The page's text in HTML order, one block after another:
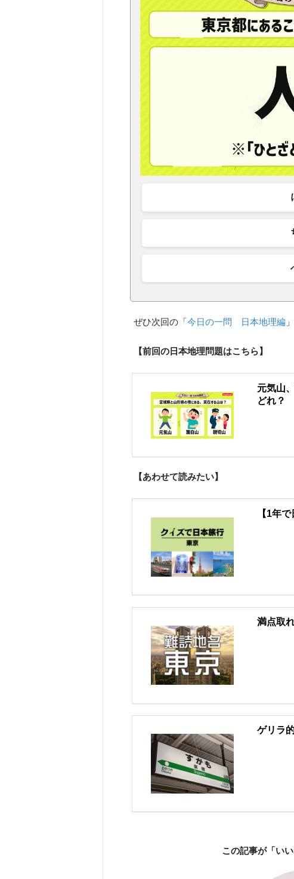
ぜひ次回の「今日の一問 日本地理編
【前回の日本地理問題はこちら】
元気山
どれ？
【あわせて読みたい】
【1年
満点取
ゲリラ
この記事が「い